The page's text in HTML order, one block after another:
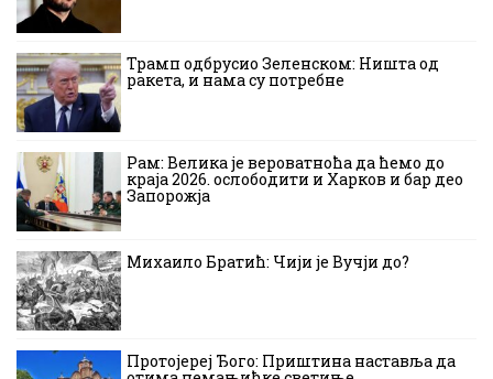
Трамп одбрусио Зеленском: Ништа од
ракета, и нама су потребне
Рам: Велика је вероватноћа да ћемо до
краја 2026. ослободити и Харков и бар део
Запорожја
Михаило Братић: Чији је Вучји до?
Протојереј Ђого: Приштина наставља да